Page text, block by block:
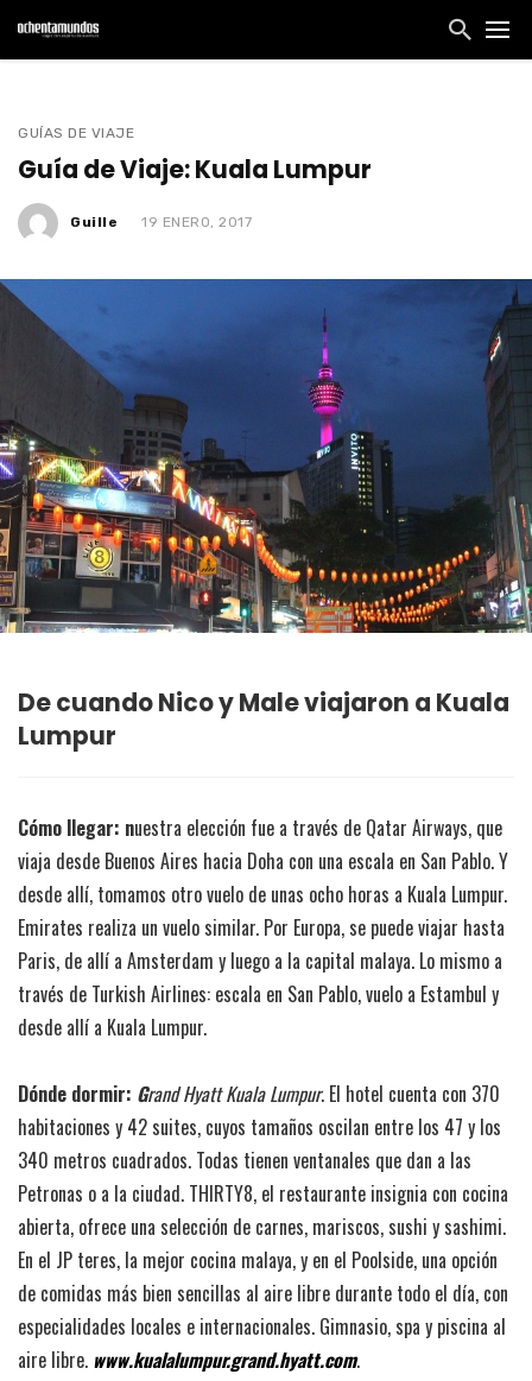
GUÍAS DE VIAJE
Guía de Viaje: Kuala Lumpur
Guille 19 ENERO, 2017
De cuando Nico y Male viajaron a Kuala
Lumpur
Cómo llegar: nuestra elección fue a través de Qatar Airways, que
viaja desde Buenos Aires hacia Doha con una escala en San Pablo. Y
desde allí, tomamos otro vuelo de unas ocho horas a Kuala Lumpur.
Emirates realiza un vuelo similar. Por Europa, se puede viajar hasta
Paris, de allí a Amsterdam y luego a la capital malaya. Lo mismo a
través de Turkish Airlines: escala en San Pablo, vuelo a Estambul y
desde allí a Kuala Lumpur.
Dónde dormir: Grand Hyatt Kuala Lumpur. El hotel cuenta con 370
habitaciones y 42 suites, cuyos tamaños oscilan entre los 47 y los
340 metros cuadrados. Todas tienen ventanales que dan a las
Petronas o a la ciudad. THIRTY8, el restaurante insignia con cocina
abierta, ofrece una selección de carnes, mariscos, sushi y sashimi.
En el JP teres, la mejor cocina malaya, y en el Poolside, una opción
de comidas más bien sencillas al aire libre durante todo el día, con
especialidades locales e internacionales. Gimnasio, spa y piscina al
aire libre. www.kualalumpur.grand.hyatt.com.